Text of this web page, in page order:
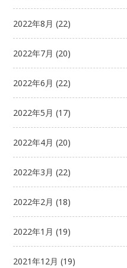
2022年8月 (22)
2022年7月 (20)
2022年6月 (22)
2022年5月 (17)
2022年4月 (20)
2022年3月 (22)
2022年2月 (18)
2022年1月 (19)
2021年12月 (19)